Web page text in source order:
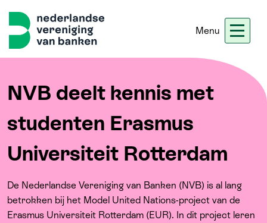
Home
Onze koers
Menu
NVB deelt kennis met
studenten Erasmus
Universiteit Rotterdam
De Nederlandse Vereniging van Banken (NVB) is al lang
betrokken bij het Model United Nations-project van de
Erasmus Universiteit Rotterdam (EUR). In dit project leren